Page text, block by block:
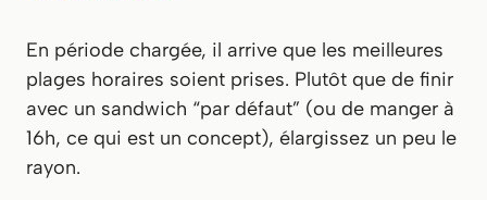
En période chargée, il arrive que les meilleures
plages horaires soient prises. Plutôt que de finir
avec un sandwich “par défaut” (ou de manger à
16h, ce qui est un concept), élargissez un peu le
rayon.